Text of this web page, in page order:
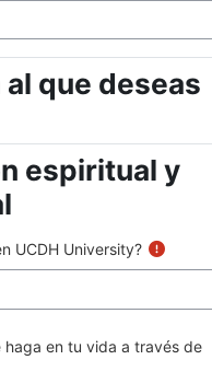
deseas
ingresar
que deseas
y
espiritual y
UCDH University?
haga en tu vida a través de